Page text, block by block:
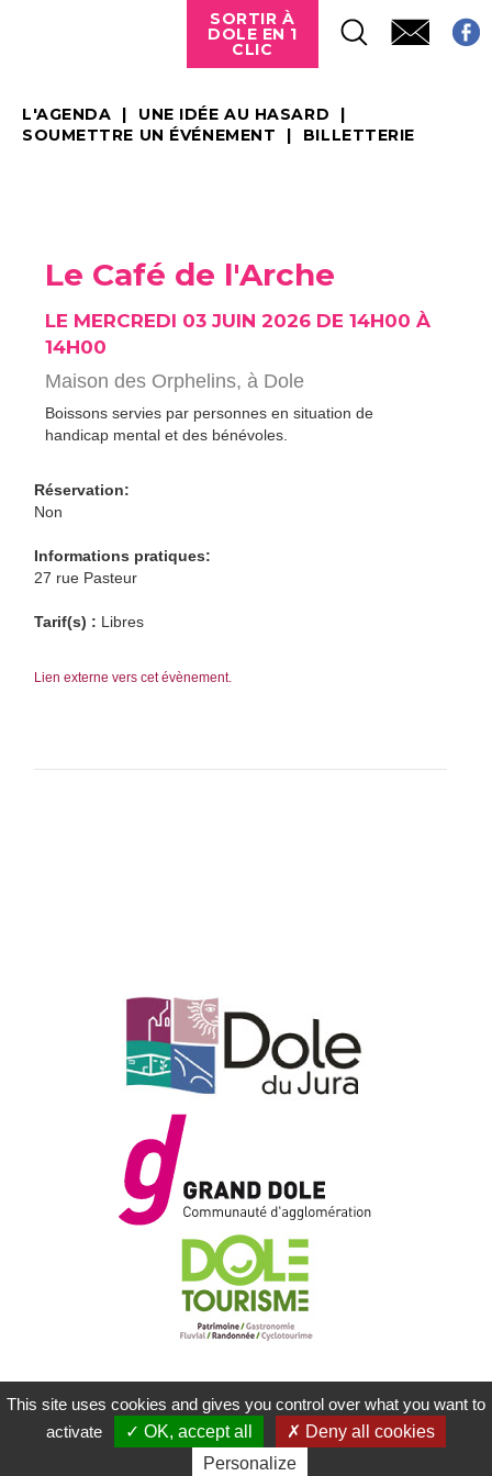
SORTIR À
DOLE EN 1
CLIC
L'AGENDA
UNE IDÉE AU HASARD
SOUMETTRE UN ÉVÉNEMENT
BILLETTERIE
Le Café de l'Arche
LE MERCREDI 03 JUIN 2026 DE 14H00 À
14H00
Maison des Orphelins, à Dole
Boissons servies par personnes en situation de
handicap mental et des bénévoles.
Réservation:
Non
Informations pratiques:
27 rue Pasteur
Tarif(s) : Libres
Lien externe vers cet évènement.
MENTIONS LÉGALES
PLAN DU SITE
CONTACTEZ-NOUS
RÉALISATION KOREDGE
This site uses cookies and gives you control over what you want to
activate
OK, accept all
Deny all cookies
Personalize